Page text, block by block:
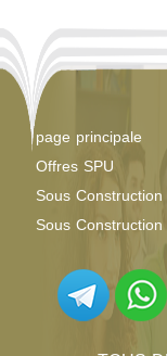
page principale
Offres SPU
Sous Construction
Sous Construction